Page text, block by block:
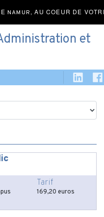
NAMUR, AU COEUR DE
et
Tarif
169,20 euros